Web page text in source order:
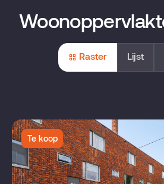
Raster Lijst
Te koop